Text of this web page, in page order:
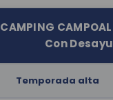
CAMPING
Con
Temporada alta